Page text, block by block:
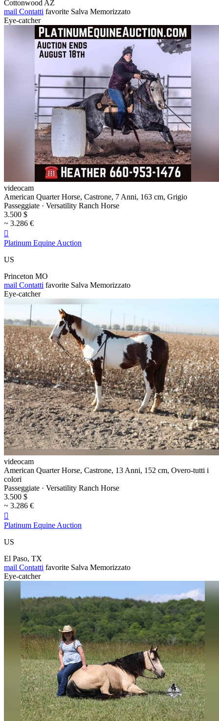
Cottonwood AZ
mail Contatti favorite Salva Memorizzato
Eye-catcher
videocam
American Quarter Horse, Castrone, 7 Anni, 163 cm, Grigio
Passeggiate · Versatility Ranch Horse
3.500 $
~ 3.286 €

Platinum Equine Auction
US
Princeton MO
mail Contatti favorite Salva Memorizzato
Eye-catcher
videocam
American Quarter Horse, Castrone, 13 Anni, 152 cm, Overo-tutti i
colori
Passeggiate · Versatility Ranch Horse
3.500 $
~ 3.286 €

Platinum Equine Auction
US
El Paso, TX
mail Contatti favorite Salva Memorizzato
Eye-catcher